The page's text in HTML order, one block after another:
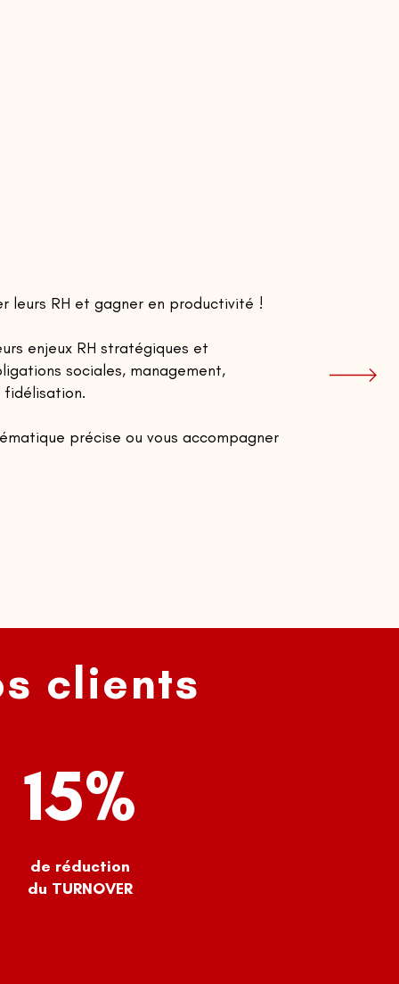
leurs RH et gagner en productivité !
enjeux RH stratégiques et
sociales, management,
fidélisation.
précise ou vous accompagner
clients
15%
de réduction
du TURNOVER